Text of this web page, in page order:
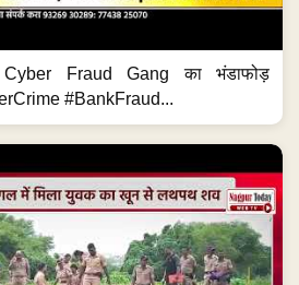
Fraud Gang का भंडाफोड़
#BankFraud...